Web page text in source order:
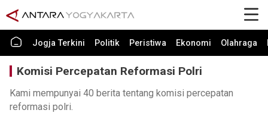
Jogja Terkini Politik Peristiwa Ekonomi Olahraga
Komisi Percepatan Reformasi Polri
Kami mempunyai 40 berita tentang komisi percepatan
reformasi polri.